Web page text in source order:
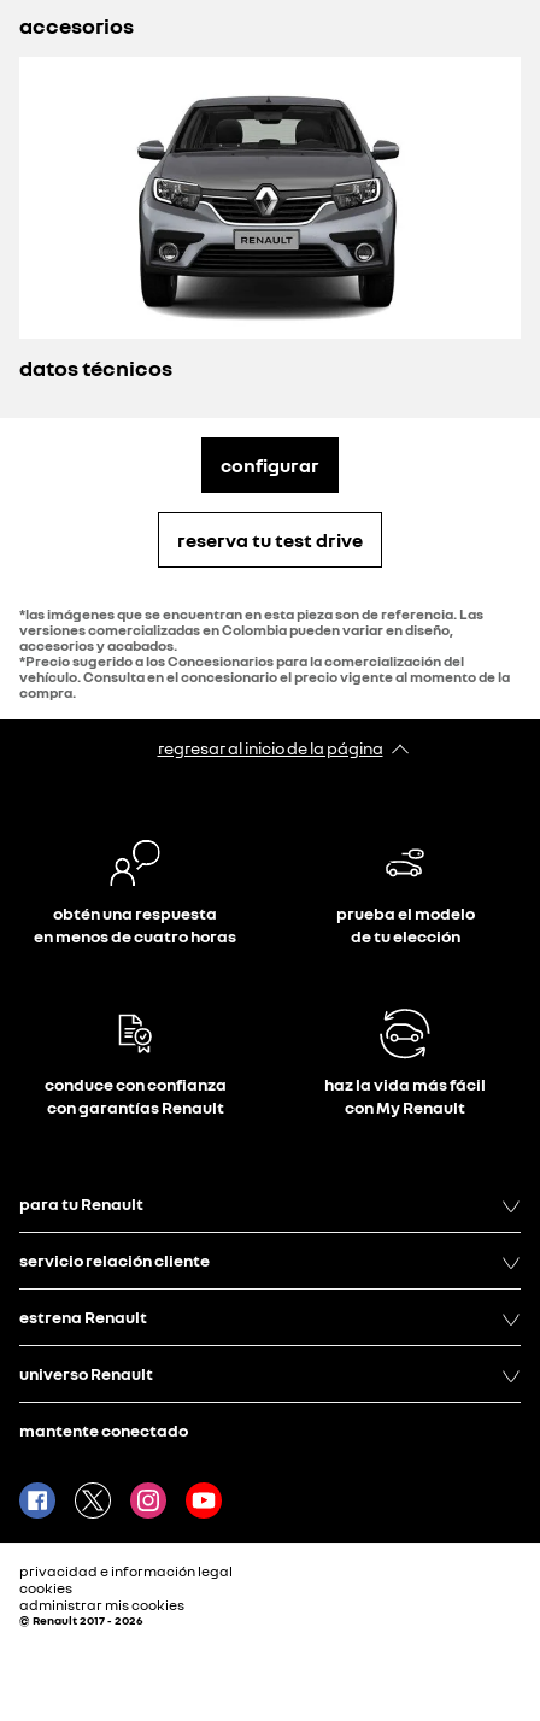
accesorios
datos técnicos
configurar
reserva tu test drive
*las imágenes que se encuentran en esta pieza son de referencia. Las
versiones comercializadas en Colombia pueden variar en diseño,
accesorios y acabados.
*Precio sugerido a los Concesionarios para la comercialización del
vehículo. Consulta en el concesionario el precio vigente al momento de la
compra.
regresar al inicio de la página
obtén una respuesta
en menos de cuatro horas
prueba el modelo
de tu elección
conduce con confianza
con garantías Renault
haz la vida más fácil
con My Renault
para tu Renault
servicio relación cliente
estrena Renault
universo Renault
mantente conectado
privacidad e información legal
cookies
administrar mis cookies
© Renault 2017 - 2026